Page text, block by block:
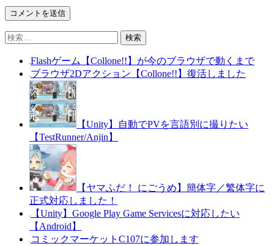
検
Flashゲーム【Collone!!】が今のブラウザで動くまで
ブラウザ2Dアクション【Collone!!】復活しました
【Unity】自動でPVを言語別に撮りたい
【TestRunner/Anjin】
【ヤマふだ！ にごうめ】簡体字／繁体字に
正式対応しました！
【Unity】Google Play Game Servicesに対応したい
【Android】
コミックマーケットC107に参加します